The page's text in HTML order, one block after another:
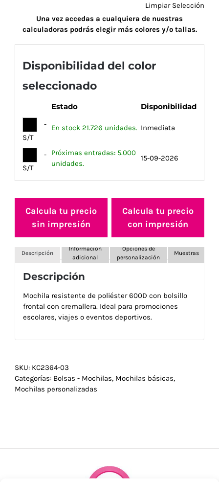
Limpiar Selección
Una vez accedas a cualquiera de nuestras
calculadoras podrás elegir más colores y/o tallas.
Disponibilidad del color
seleccionado
Estado Disponibilidad
-
S/T
En stock 21.726 unidades. Inmediata
-
S/T
Próximas entradas: 5.000
unidades.
15-09-2026
Calcula tu precio
sin impresión
Calcula tu precio
con impresión
Descripción
Información
adicional
Opciones de
personalización
Muestras
Descripción
Mochila resistente de poliéster 600D con bolsillo
frontal con cremallera. Ideal para promociones
escolares, viajes o eventos deportivos.
SKU: KC2364-03
Categorías: Bolsas - Mochilas, Mochilas básicas,
Mochilas personalizadas